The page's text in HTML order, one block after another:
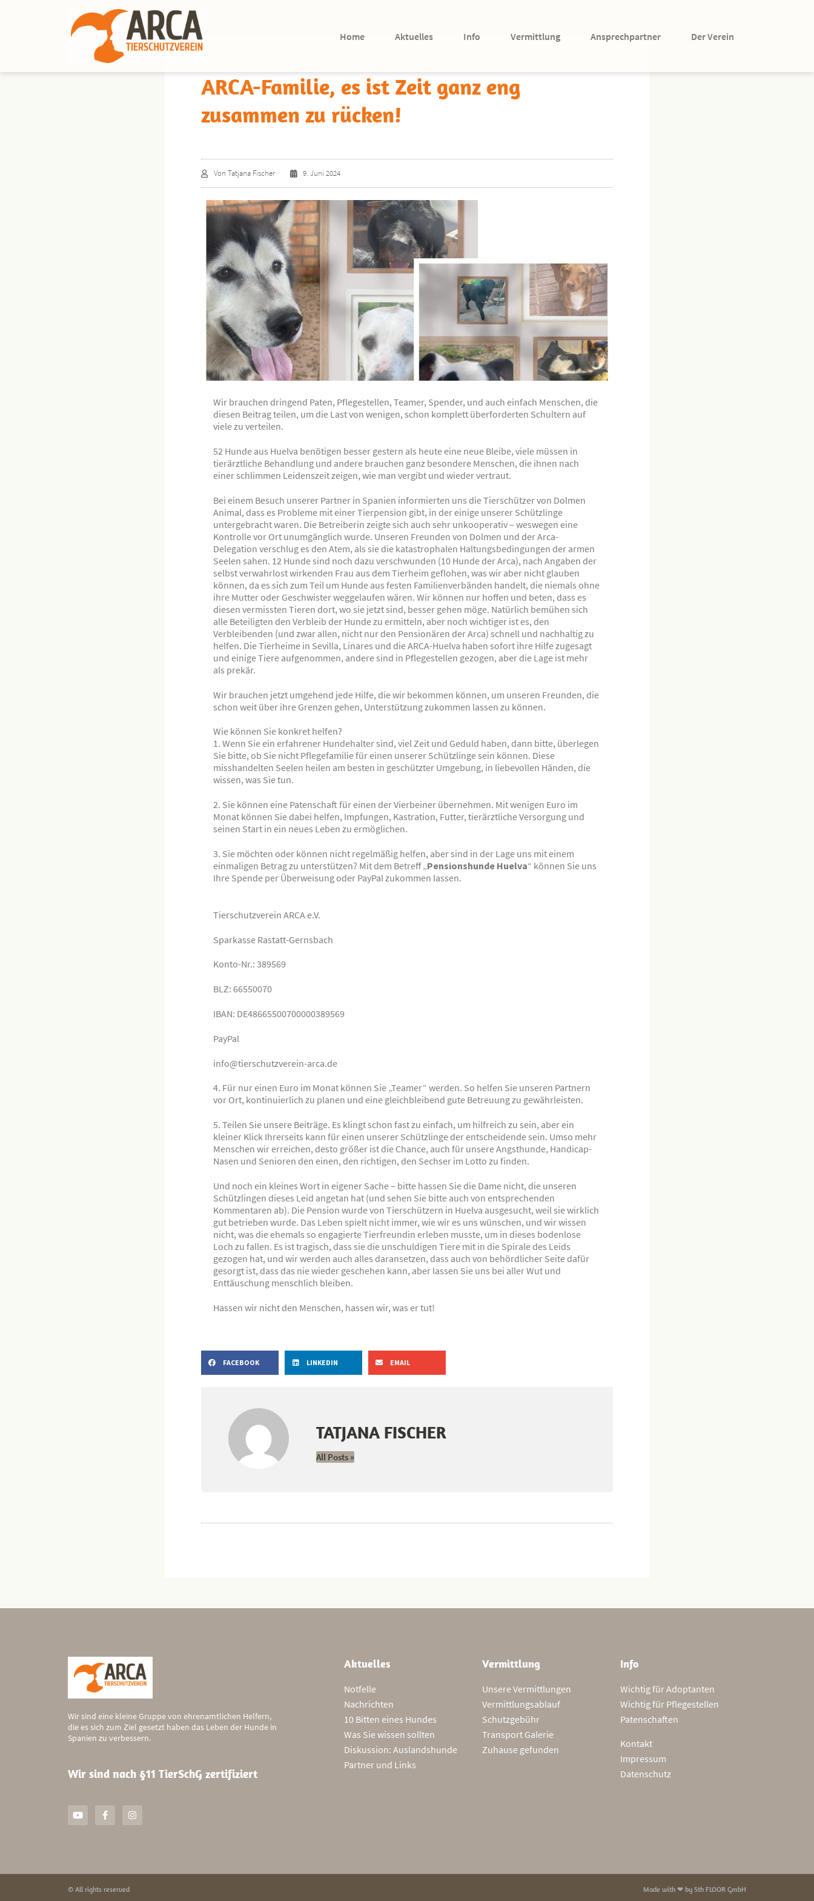
Home Aktuelles Info Vermittlung Ansprechpartner Der Verein
ARCA-Familie, es ist Zeit ganz eng
zusammen zu rücken!
Von Tatjana Fischer 9. Juni 2024
Wir brauchen dringend Paten, Pflegestellen, Teamer, Spender, und auch einfach Menschen, die
diesen Beitrag teilen, um die Last von wenigen, schon komplett überforderten Schultern auf
viele zu verteilen.
52 Hunde aus Huelva benötigen besser gestern als heute eine neue Bleibe, viele müssen in
tierärztliche Behandlung und andere brauchen ganz besondere Menschen, die ihnen nach
einer schlimmen Leidenszeit zeigen, wie man vergibt und wieder vertraut.
Bei einem Besuch unserer Partner in Spanien informierten uns die Tierschützer von Dolmen
Animal, dass es Probleme mit einer Tierpension gibt, in der einige unserer Schützlinge
untergebracht waren. Die Betreiberin zeigte sich auch sehr unkooperativ – weswegen eine
Kontrolle vor Ort unumgänglich wurde. Unseren Freunden von Dolmen und der Arca-
Delegation verschlug es den Atem, als sie die katastrophalen Haltungsbedingungen der armen
Seelen sahen. 12 Hunde sind noch dazu verschwunden (10 Hunde der Arca), nach Angaben der
selbst verwahrlost wirkenden Frau aus dem Tierheim geflohen, was wir aber nicht glauben
können, da es sich zum Teil um Hunde aus festen Familienverbänden handelt, die niemals ohne
ihre Mutter oder Geschwister weggelaufen wären. Wir können nur hoffen und beten, dass es
diesen vermissten Tieren dort, wo sie jetzt sind, besser gehen möge. Natürlich bemühen sich
alle Beteiligten den Verbleib der Hunde zu ermitteln, aber noch wichtiger ist es, den
Verbleibenden (und zwar allen, nicht nur den Pensionären der Arca) schnell und nachhaltig zu
helfen. Die Tierheime in Sevilla, Linares und die ARCA-Huelva haben sofort ihre Hilfe zugesagt
und einige Tiere aufgenommen, andere sind in Pflegestellen gezogen, aber die Lage ist mehr
als prekär.
Wir brauchen jetzt umgehend jede Hilfe, die wir bekommen können, um unseren Freunden, die
schon weit über ihre Grenzen gehen, Unterstützung zukommen lassen zu können.
Wie können Sie konkret helfen?
1. Wenn Sie ein erfahrener Hundehalter sind, viel Zeit und Geduld haben, dann bitte, überlegen
Sie bitte, ob Sie nicht Pflegefamilie für einen unserer Schützlinge sein können. Diese
misshandelten Seelen heilen am besten in geschützter Umgebung, in liebevollen Händen, die
wissen, was Sie tun.
2. Sie können eine Patenschaft für einen der Vierbeiner übernehmen. Mit wenigen Euro im
Monat können Sie dabei helfen, Impfungen, Kastration, Futter, tierärztliche Versorgung und
seinen Start in ein neues Leben zu ermöglichen.
3. Sie möchten oder können nicht regelmäßig helfen, aber sind in der Lage uns mit einem
einmaligen Betrag zu unterstützen? Mit dem Betreff „Pensionshunde Huelva“ können Sie uns
Ihre Spende per Überweisung oder PayPal zukommen lassen.
Tierschutzverein ARCA e.V.
Sparkasse Rastatt-Gernsbach
Konto-Nr.: 389569
BLZ: 66550070
IBAN: DE48665500700000389569
PayPal
info@tierschutzverein-arca.de
4. Für nur einen Euro im Monat können Sie „Teamer“ werden. So helfen Sie unseren Partnern
vor Ort, kontinuierlich zu planen und eine gleichbleibend gute Betreuung zu gewährleisten.
5. Teilen Sie unsere Beiträge. Es klingt schon fast zu einfach, um hilfreich zu sein, aber ein
kleiner Klick Ihrerseits kann für einen unserer Schützlinge der entscheidende sein. Umso mehr
Menschen wir erreichen, desto größer ist die Chance, auch für unsere Angsthunde, Handicap-
Nasen und Senioren den einen, den richtigen, den Sechser im Lotto zu finden.
Und noch ein kleines Wort in eigener Sache – bitte hassen Sie die Dame nicht, die unseren
Schützlingen dieses Leid angetan hat (und sehen Sie bitte auch von entsprechenden
Kommentaren ab). Die Pension wurde von Tierschützern in Huelva ausgesucht, weil sie wirklich
gut betrieben wurde. Das Leben spielt nicht immer, wie wir es uns wünschen, und wir wissen
nicht, was die ehemals so engagierte Tierfreundin erleben musste, um in dieses bodenlose
Loch zu fallen. Es ist tragisch, dass sie die unschuldigen Tiere mit in die Spirale des Leids
gezogen hat, und wir werden auch alles daransetzen, dass auch von behördlicher Seite dafür
gesorgt ist, dass das nie wieder geschehen kann, aber lassen Sie uns bei aller Wut und
Enttäuschung menschlich bleiben.
Hassen wir nicht den Menschen, hassen wir, was er tut!
FACEBOOK LINKEDIN EMAIL
TATJANA FISCHER
All Posts »
Wir sind eine kleine Gruppe von ehrenamtlichen Helfern,
die es sich zum Ziel gesetzt haben das Leben der Hunde in
Spanien zu verbessern.
Wir sind nach §11 TierSchG zertifiziert
Aktuelles
Notfelle
Nachrichten
10 Bitten eines Hundes
Was Sie wissen sollten
Diskussion: Auslandshunde
Partner und Links
Vermittlung
Unsere Vermittlungen
Vermittlungsablauf
Schutzgebühr
Transport Galerie
Zuhause gefunden
Info
Wichtig für Adoptanten
Wichtig für Pflegestellen
Patenschaften
Kontakt
Impressum
Datenschutz
© All rights reserved Made with ❤ by 5th FLOOR GmbH